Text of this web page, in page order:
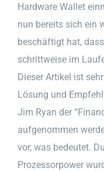
Hardware Wallet
nun bereits sich ein
beschäftigt hat,
schrittweise im
Dieser Artikel ist
Lösung und
Jim Ryan der
aufgenommen
vor, was bedeutet.
Prozessorpower